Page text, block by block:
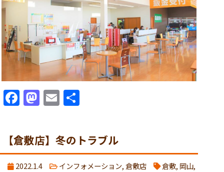
Facebook
Mastodon
Email
【倉敷店】冬のトラブル
2022.1.4 インフォメーション,倉敷店 倉敷, 岡山,